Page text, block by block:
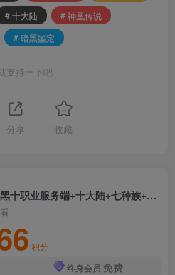
# 十大陆
# 神凰传说
# 暗黑鉴定
支持一下吧
分享 收藏
《神凰传说》经典传奇端游暗黑十职业服务端+十大陆+七种族+暗黑鉴定+翎风引擎+单机登陆器+配套网站
积分
终身会员 免费